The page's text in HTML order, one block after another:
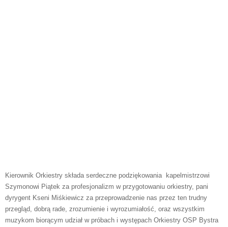
Kierownik Orkiestry składa serdeczne podziękowania kapelmistrzowi
Szymonowi Piątek za profesjonalizm w przygotowaniu orkiestry, pani
dyrygent Kseni Miśkiewicz za przeprowadzenie nas przez ten trudny
przegląd, dobrą rade, zrozumienie i wyrozumiałość, oraz wszystkim
muzykom biorącym udział w próbach i występach Orkiestry OSP Bystra